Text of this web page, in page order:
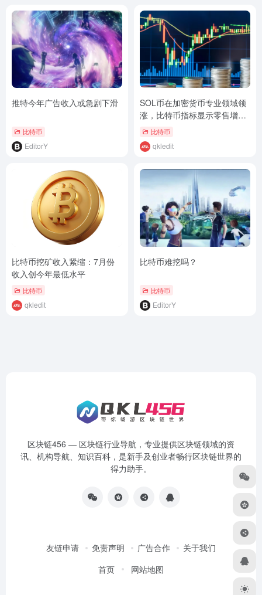
推特今年广告收入或急剧下滑
比特币
EditorY
SOL币在加密货币专业领域领
涨，比特币指标显示零售增长
较低比特币
qkledit
比特币挖矿收入紧缩：7月份
收入创今年最低水平
比特币
qkledit
比特币难挖吗？
比特币
EditorY
区块链456 — 区块链行业导航，专业提供区块链领域的资
讯、机构导航、知识百科，是新手及创业者畅行区块链世界的
得力助手。
友链申请 免责声明 广告合作
关于我们
首页
网站地图